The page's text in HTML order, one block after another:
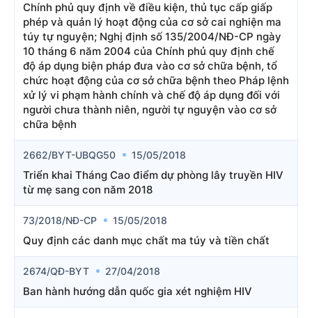
Chính phủ quy định về điều kiện, thủ tục cấp giấp
phép và quản lý hoạt động của cơ sở cai nghiện ma
túy tự nguyện; Nghị định số 135/2004/NĐ-CP ngày
10 tháng 6 năm 2004 của Chính phủ quy định chế
độ áp dụng biện pháp đưa vào cơ sở chữa bệnh, tổ
chức hoạt động của cơ sở chữa bệnh theo Pháp lệnh
xử lý vi phạm hành chính và chế độ áp dụng đối với
người chưa thành niên, người tự nguyện vào cơ sở
chữa bệnh
2662/BYT-UBQG50 15/05/2018
Triển khai Tháng Cao điểm dự phòng lây truyền HIV
từ mẹ sang con năm 2018
73/2018/NĐ-CP 15/05/2018
Quy định các danh mục chất ma túy và tiền chất
2674/QĐ-BYT 27/04/2018
Ban hành hướng dẫn quốc gia xét nghiệm HIV